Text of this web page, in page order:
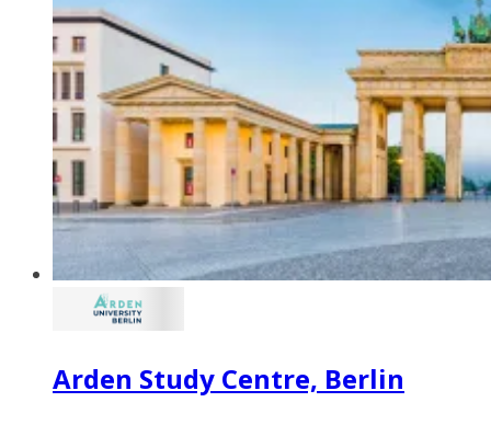
Arden Study Centre, Berlin